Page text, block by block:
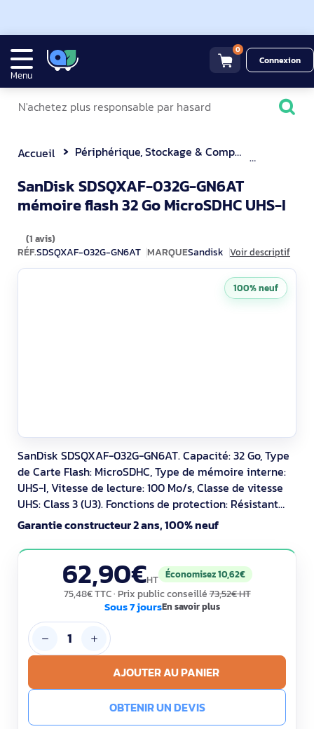
Menu
0
Connexion
Accueil Périphérique, Stockage & Composant
SanDisk SDSQXAF-032G-GN6AT
mémoire flash 32 Go MicroSDHC UHS-I
(1 avis)
RÉF.SDSQXAF-032G-GN6AT MARQUESandisk Voir descriptif
SanDisk SDSQXAF-032G-GN6AT. Capacité: 32 Go, Type
de Carte Flash: MicroSDHC, Type de mémoire interne:
UHS-I, Vitesse de lecture: 100 Mo/s, Classe de vitesse
UHS: Class 3 (U3). Fonctions de protection: Résistant
aux chocs, Résistant à une température, Imperméable,
Couleur du produit: Or, Rouge
Garantie constructeur 2 ans, 100% neuf
62,90€HT Économisez 10,62€
75,48€ TTC· Prix public conseillé73,52€ HT
Sous 7 joursEn savoir plus
AJOUTER AU PANIER
OBTENIR UN DEVIS
100% neuf